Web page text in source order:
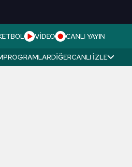
VİDEO CANLI YAYIN
PROGRAMLARDIĞERCANLI İZLE